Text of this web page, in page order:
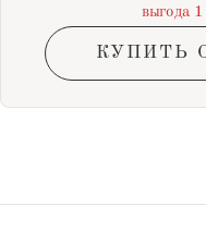
выгода
КУПИТЬ